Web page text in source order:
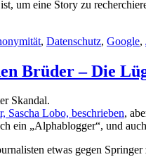
um eine Story zu
, Datenschutz, Google,
Brüder – Die
Skandal.
Sascha Lobo, beschrieben,
ein „Alphablogger“, und
etwas gegen